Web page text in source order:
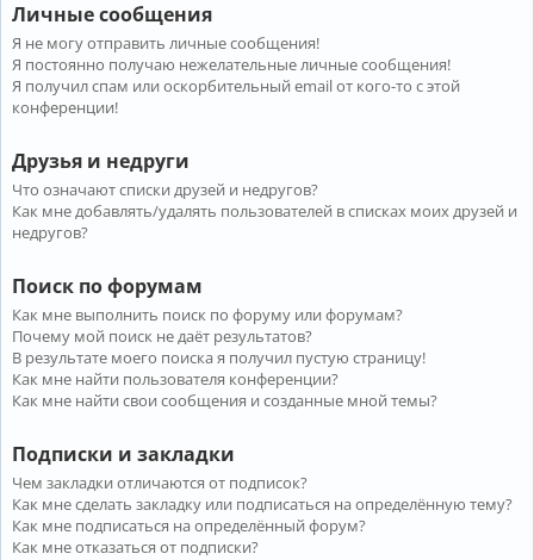
Личные сообщения
Я не могу отправить личные сообщения!
Я постоянно получаю нежелательные личные сообщения!
Я получил спам или оскорбительный email от кого-то с этой
конференции!
Друзья и недруги
Что означают списки друзей и недругов?
Как мне добавлять/удалять пользователей в списках моих друзей и
недругов?
Поиск по форумам
Как мне выполнить поиск по форуму или форумам?
Почему мой поиск не даёт результатов?
В результате моего поиска я получил пустую страницу!
Как мне найти пользователя конференции?
Как мне найти свои сообщения и созданные мной темы?
Подписки и закладки
Чем закладки отличаются от подписок?
Как мне сделать закладку или подписаться на определённую тему?
Как мне подписаться на определённый форум?
Как мне отказаться от подписки?